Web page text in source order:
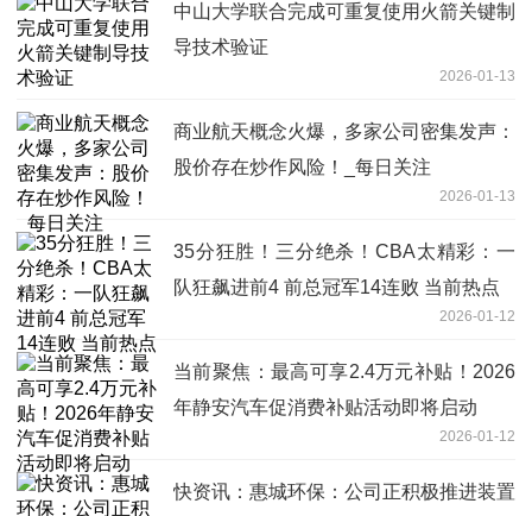
中山大学联合完成可重复使用火箭关键制
导技术验证
2026-01-13
商业航天概念火爆，多家公司密集发声：
股价存在炒作风险！_每日关注
2026-01-13
35分狂胜！三分绝杀！CBA太精彩：一
队狂飙进前4 前总冠军14连败 当前热点
2026-01-12
当前聚焦：最高可享2.4万元补贴！2026
年静安汽车促消费补贴活动即将启动
2026-01-12
快资讯：惠城环保：公司正积极推进装置